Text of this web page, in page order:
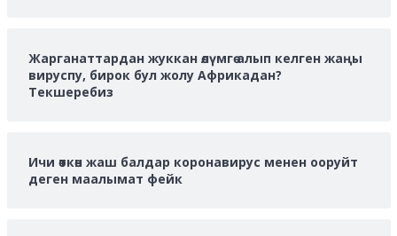
Жарганаттардан жуккан өлүмгө алып келген жаңы
вируспу, бирок бул жолу Африкадан?
Текшеребиз
Ичи өткөн жаш балдар коронавирус менен ооруйт
деген маалымат фейк